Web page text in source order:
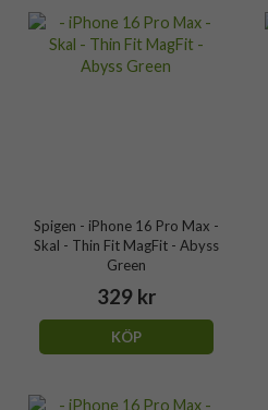
Spigen - iPhone 16 Pro Max -
Skal - Thin Fit MagFit - Abyss
Green
329 kr
KÖP